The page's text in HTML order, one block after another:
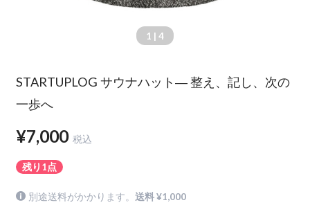
1 | 4
STARTUPLOG サウナハット― 整え、記し、次の
一歩へ
¥7,000 税込
残り1点
別途送料がかかります。送料 ¥1,000